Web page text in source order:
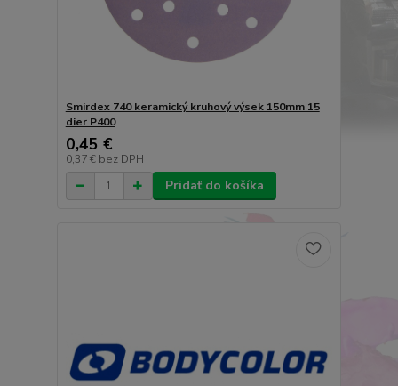
Smirdex 740 keramický kruhový výsek 150mm 15
dier P400
0,45 €
0,37 € bez DPH
Pridať do košíka